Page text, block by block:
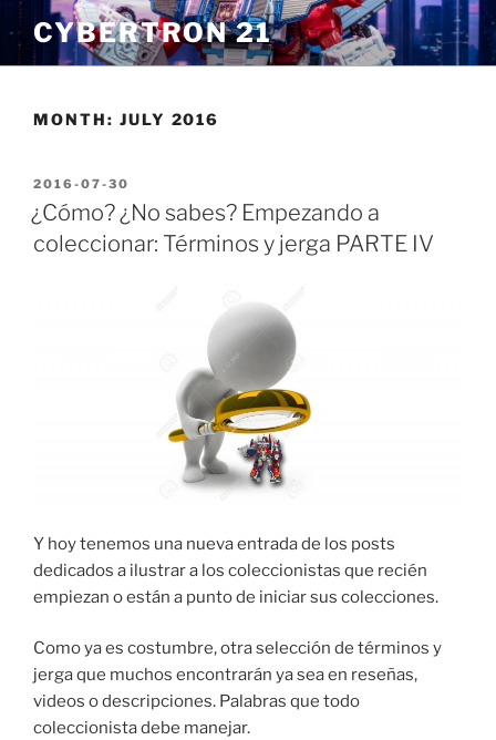
Skip
to
content
CYBERTRON 21
MONTH: JULY 2016
POSTED
ON
2016-07-30
¿Cómo? ¿No sabes? Empezando a
coleccionar: Términos y jerga PARTE IV
Y hoy tenemos una nueva entrada de los posts
dedicados a ilustrar a los coleccionistas que recién
empiezan o están a punto de iniciar sus colecciones.
Como ya es costumbre, otra selección de términos y
jerga que muchos encontrarán ya sea en reseñas,
videos o descripciones. Palabras que todo
coleccionista debe manejar.